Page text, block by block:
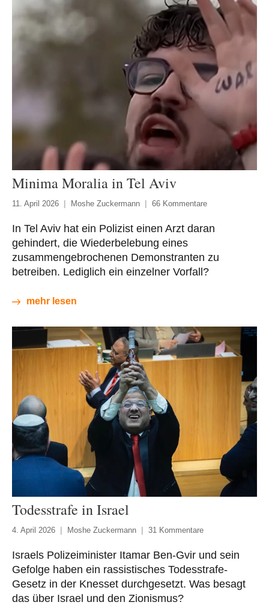
Minima Moralia in Tel Aviv
11. April 2026 Moshe Zuckermann 66 Kommentare
In Tel Aviv hat ein Polizist einen Arzt daran
gehindert, die Wiederbelebung eines
zusammengebrochenen Demonstranten zu
betreiben. Lediglich ein einzelner Vorfall?
mehr lesen
Todesstrafe in Israel
4. April 2026 Moshe Zuckermann 31 Kommentare
Israels Polizeiminister Itamar Ben-Gvir und sein
Gefolge haben ein rassistisches Todesstrafe-
Gesetz in der Knesset durchgesetzt. Was besagt
das über Israel und den Zionismus?